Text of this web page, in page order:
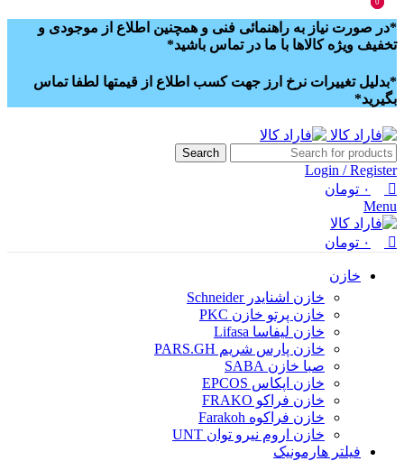
*در صورت نیاز به راهنمائی فنی و همچنین اطلاع از موجودی و
تخفیف ویژه کالاها با ما در تماس باشید*
*بدلیل تغییرات نرخ ارز جهت کسب اطلاع از قیمتها لطفا تماس
بگیرید*
Search
Login / Register
0
۰ تومان
Menu
0
۰ تومان
خازن
خازن اشنایدر Schneider
خازن پرتو خازن PKC
خازن لیفاسا Lifasa
خازن پارس شریم PARS.GH
صبا خازن SABA
خازن اپکاس EPCOS
خازن فراکو FRAKO
خازن فراکوه Farakoh
خازن اروم نیرو توان UNT
فیلتر هارمونیک